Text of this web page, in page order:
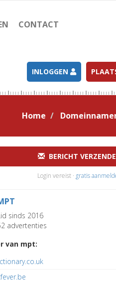
CONTACT
INLOGGEN
Home
BERICHT
Login vereist · gratis
sinds 2016
advertenties
van mpt: